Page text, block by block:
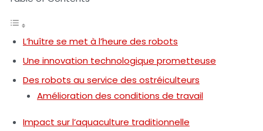
L’huître se met à l’heure des robots
Une innovation technologique prometteuse
Des robots au service des ostréiculteurs
Amélioration des conditions de travail
Impact sur l’aquaculture traditionnelle